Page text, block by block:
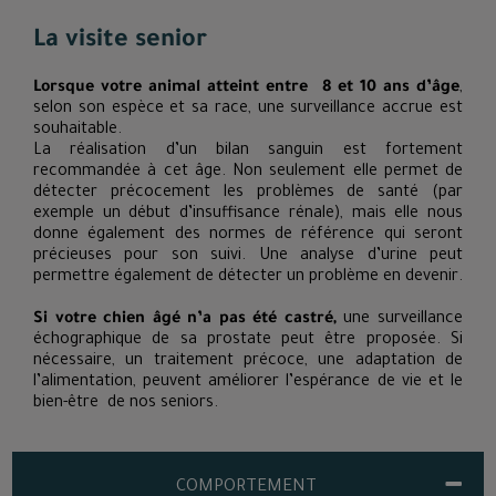
La visite senior
Lorsque votre animal atteint entre 8 et 10 ans d’âge,
selon son espèce et sa race, une surveillance accrue est
souhaitable.
La réalisation d’un bilan sanguin est fortement
recommandée à cet âge. Non seulement elle permet de
détecter précocement les problèmes de santé (par
exemple un début d’insuffisance rénale), mais elle nous
donne également des normes de référence qui seront
précieuses pour son suivi. Une analyse d’urine peut
permettre également de détecter un problème en devenir.
Si votre chien âgé n’a pas été castré,une surveillance
échographique de sa prostate peut être proposée. Si
nécessaire, un traitement précoce, une adaptation de
l’alimentation, peuvent améliorer l’espérance de vie et le
bien-être de nos seniors.
COMPORTEMENT